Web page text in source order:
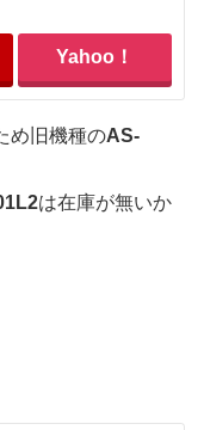
Yahoo！
め旧機種のAS-
は在庫が無いか